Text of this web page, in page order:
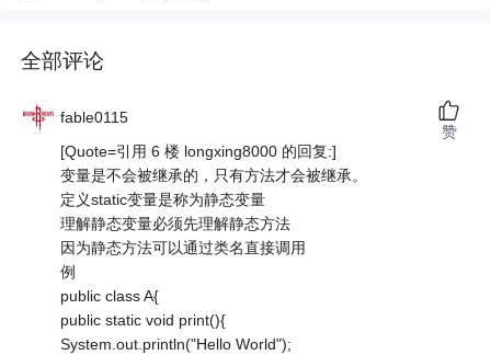
全部评论
fable0115
[Quote=引用 6 楼 longxing8000 的回复:]
变量是不会被继承的，只有方法才会被继承。
定义static变量是称为静态变量
理解静态变量必须先理解静态方法
因为静态方法可以通过类名直接调用
例
public class A{
public static void print(){
System.out.println("Hello World");
赞